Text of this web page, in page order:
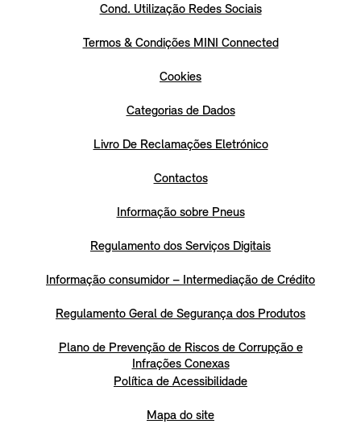
Cond. Utilização Redes Sociais
Termos & Condições MINI Connected
Cookies
Categorias de Dados
Livro De Reclamações Eletrónico
Contactos
Informação sobre Pneus
Regulamento dos Serviços Digitais
Informação consumidor – Intermediação de Crédito
Regulamento Geral de Segurança dos Produtos
Plano de Prevenção de Riscos de Corrupção e
Infrações Conexas
Política de Acessibilidade
Mapa do site